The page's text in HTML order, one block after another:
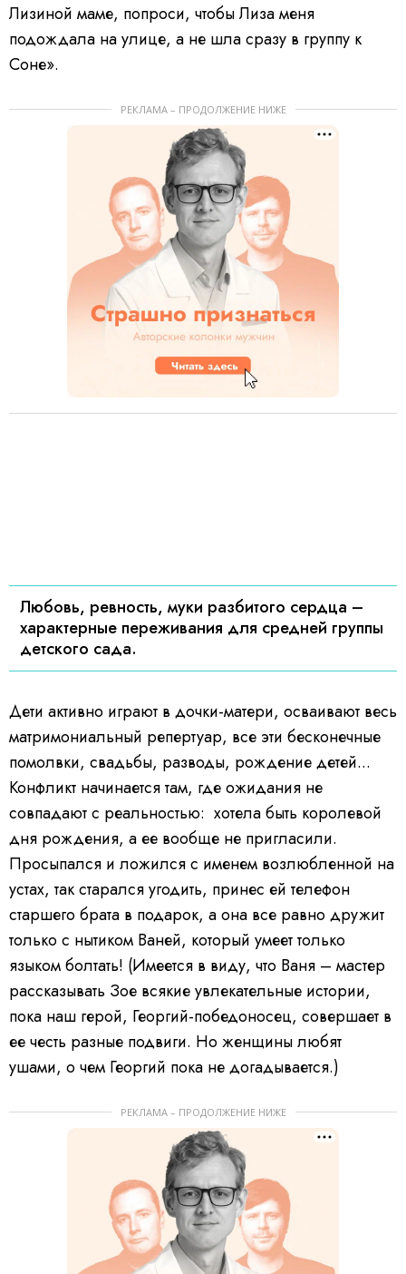
Лизиной маме, попроси, чтобы Лиза меня
подождала на улице, а не шла сразу в группу к
Соне».
РЕКЛАМА – ПРОДОЛЖЕНИЕ НИЖЕ
Любовь, ревность, муки разбитого сердца –
характерные переживания для средней группы
детского сада.
Дети активно играют в дочки-матери, осваивают весь
матримониальный репертуар, все эти бесконечные
помолвки, свадьбы, разводы, рождение детей...
Конфликт начинается там, где ожидания не
совпадают с реальностью: хотела быть королевой
дня рождения, а ее вообще не пригласили.
Просыпался и ложился с именем возлюбленной на
устах, так старался угодить, принес ей телефон
старшего брата в подарок, а она все равно дружит
только с нытиком Ваней, который умеет только
языком болтать! (Имеется в виду, что Ваня – мастер
рассказывать Зое всякие увлекательные истории,
пока наш герой, Георгий-победоносец, совершает в
ее честь разные подвиги. Но женщины любят
ушами, о чем Георгий пока не догадывается.)
РЕКЛАМА – ПРОДОЛЖЕНИЕ НИЖЕ